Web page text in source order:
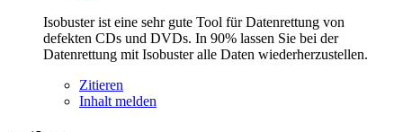
Isobuster ist eine sehr gute Tool für Datenrettung von
defekten CDs und DVDs. In 90% lassen Sie bei der
Datenrettung mit Isobuster alle Daten wiederherzustellen.
Zitieren
Inhalt melden